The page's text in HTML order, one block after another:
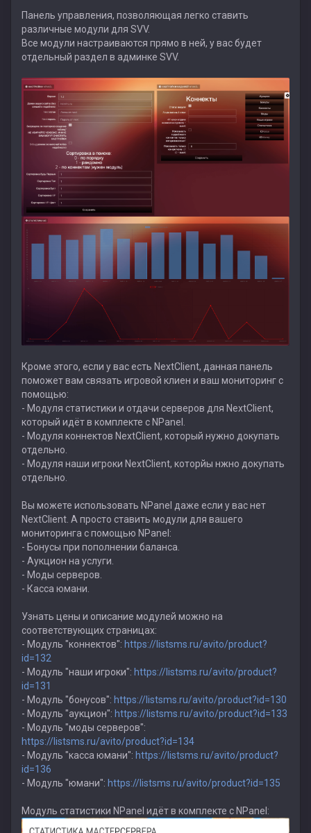
Панель управления, позволяющая легко ставить
различные модули для SVV.
Все модули настраиваются прямо в ней, у вас будет
отдельный раздел в админке SVV.
Кроме этого, если у вас есть NextClient, данная панель
поможет вам связать игровой клиен и ваш мониторинг с
помощью:
- Модуля статистики и отдачи серверов для NextClient,
который идёт в комплекте с NPanel.
- Модуля коннектов NextClient, который нужно докупать
отдельно.
- Модуля наши игроки NextClient, которйы нжно докупать
отдельно.
Вы можете использовать NPanel даже если у вас нет
NextClient. А просто ставить модули для вашего
мониторинга с помощью NPanel:
- Бонусы при пополнении баланса.
- Аукцион на услуги.
- Моды серверов.
- Касса юмани.
Узнать цены и описание модулей можно на
соответствующих страницах:
- Модуль "коннектов": https://listsms.ru/avito/product?
id=132
- Модуль "наши игроки": https://listsms.ru/avito/product?
id=131
- Модуль "бонусов": https://listsms.ru/avito/product?id=130
- Модуль "аукцион": https://listsms.ru/avito/product?id=133
- Модуль "моды серверов":
https://listsms.ru/avito/product?id=134
- Модуль "касса юмани": https://listsms.ru/avito/product?
id=136
- Модуль "юмани": https://listsms.ru/avito/product?id=135
Модуль статистики NPanel идёт в комплекте с NPanel: